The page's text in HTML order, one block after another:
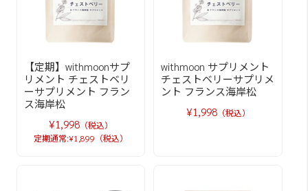
【定期】withmoonサプ
リメント チェストベリ
ーサプリメント フラン
ス海岸松
¥1,998 （税込）
定期通常:¥1,899（税込）
withmoon サプリメント
チェストベリーサプリメ
ント フランス海岸松
¥1,998（税込）